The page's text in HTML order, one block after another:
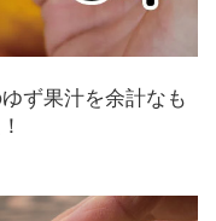
ず果汁を余計なも